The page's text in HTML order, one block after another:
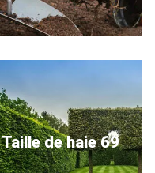
Taille de haie 69